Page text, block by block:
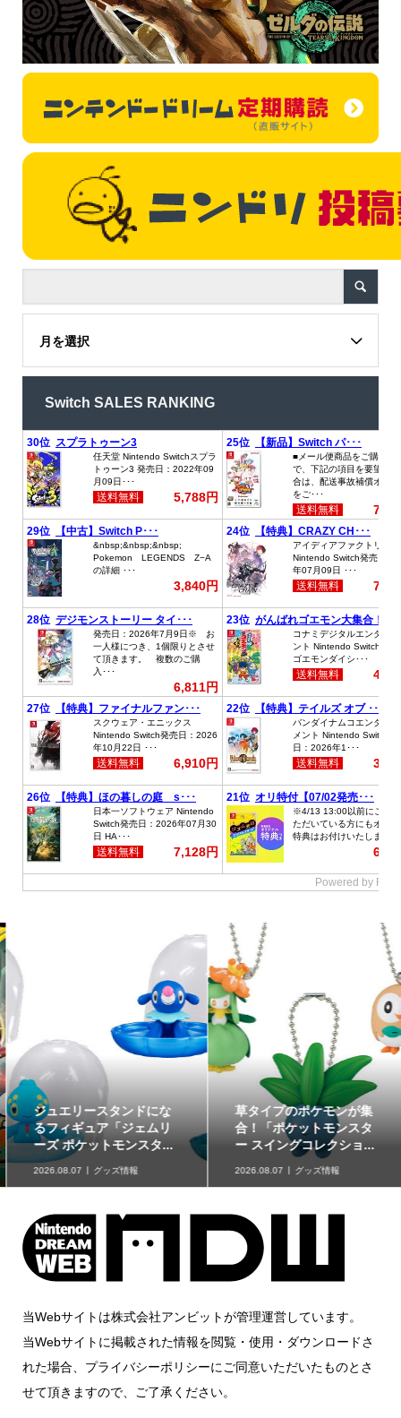
月を選択
Switch SALES RANKING
ジュエリースタンドにな
るフィギュア「ジェムリ
ーズ ポケットモンスタ...
2026.08.07 グッズ情報
草タイプのポケモンが集
合！「ポケットモンスタ
ー スイングコレクショ...
2026.08.07 グッズ情報
当Webサイトは株式会社アンビットが管理運営しています。
当Webサイトに掲載された情報を閲覧・使用・ダウンロードさ
れた場合、プライバシーポリシーにご同意いただいたものとさ
せて頂きますので、ご了承ください。